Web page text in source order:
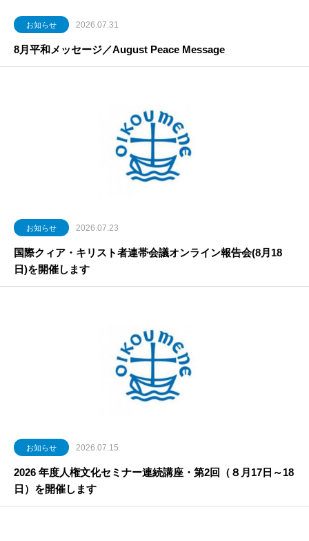
お知らせ 2026.07.31
8月平和メッセージ／August Peace Message
お知らせ 2026.07.23
国際クィア・キリスト者連帯会議オンライン報告会(8月18
日)を開催します
お知らせ 2026.07.15
2026 年度人権文化セミナー連続講座・第2回（８月17日～18
日）を開催します